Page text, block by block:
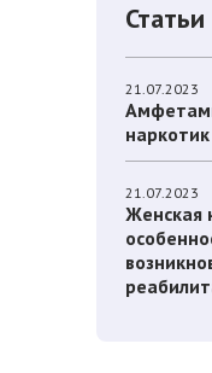
Статьи
21.07.2023
21.07.2023
Женская